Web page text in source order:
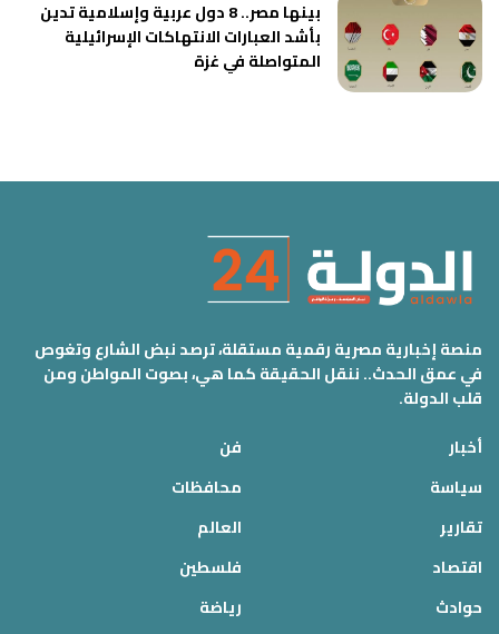
بينها مصر.. 8 دول عربية وإسلامية تدين
بأشد العبارات الانتهاكات الإسرائيلية
المتواصلة في غزة
منصة إخبارية مصرية رقمية مستقلة، ترصد نبض الشارع وتغوص
في عمق الحدث.. ننقل الحقيقة كما هي، بصوت المواطن ومن
قلب الدولة.
أخبار
سياسة
تقارير
اقتصاد
حوادث
فن
محافظات
العالم
فلسطين
رياضة